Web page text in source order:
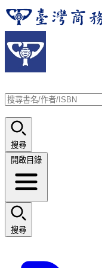
搜尋
開啟目錄
搜尋